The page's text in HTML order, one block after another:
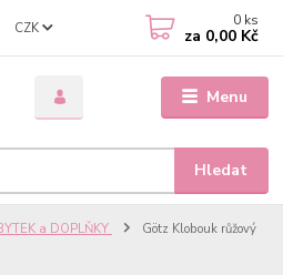
Menu
CZK
Hledat
0 ks
za 0,00 Kč
a DOPLŇKY
Götz Klobouk růžový